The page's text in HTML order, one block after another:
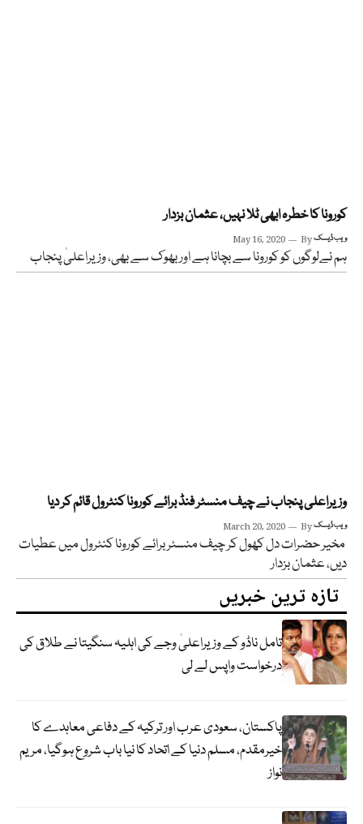
کورونا کا خطرہ ابھی ٹلا نہیں، عثمان بزدار
May 16, 2020 Byویب ڈیسک
ہم نےلوگوں کو کورونا سے بچانا ہے اور بھوک سے بھی، وزیراعلیٰ پنجاب
وزیراعلی پنجاب نے چیف منسٹر فنڈ برائے کورونا کنٹرول قائم کر دیا
March 20, 2020 Byویب ڈیسک
مخیر حضرات دل کھول کر چیف منسٹر برائے کورونا کنٹرول میں عطیات
دیں، عثمان بزدار
تازہ ترین خبریں
تامل ناڈو کے وزیراعلیٰ وجے کی اہلیہ سنگیتا نے طلاق کی
درخواست واپس لے لی
پاکستان، سعودی عرب اور ترکیہ کے دفاعی معاہدے کا
خیرمقدم، مسلم دنیا کے اتحاد کا نیا باب شروع ہوگیا، مریم
نواز